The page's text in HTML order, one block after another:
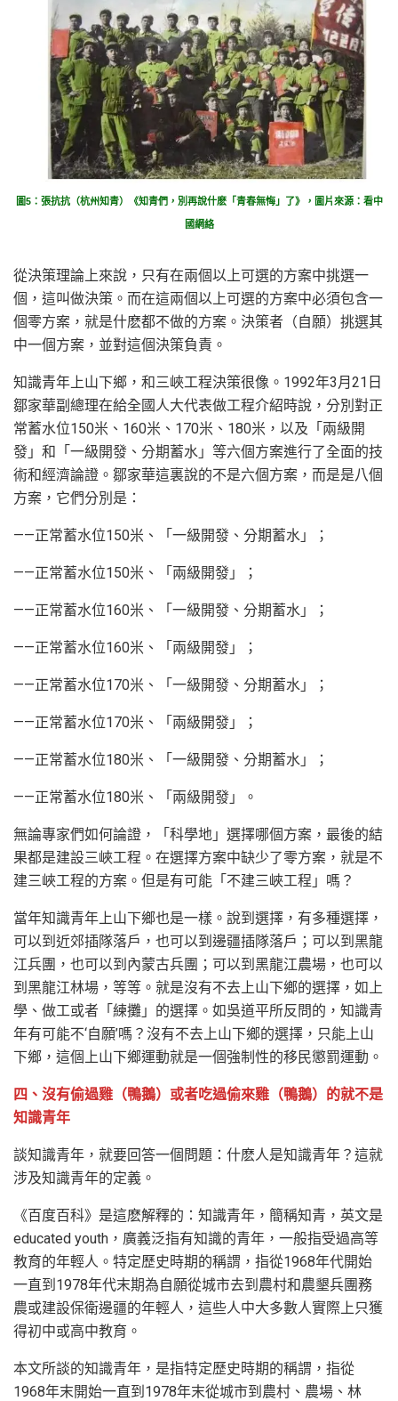
圖5：張抗抗（杭州知青）《知青們，別再說什麽「青春無悔」了》，圖片來源：看中
國網絡
從決策理論上來說，只有在兩個以上可選的方案中挑選一
個，這叫做決策。而在這兩個以上可選的方案中必須包含一
個零方案，就是什麽都不做的方案。決策者（自願）挑選其
中一個方案，並對這個決策負責。
知識青年上山下鄉，和三峽工程決策很像。1992年3月21日
鄒家華副總理在給全國人大代表做工程介紹時說，分別對正
常蓄水位150米、160米、170米、180米，以及「兩級開
發」和「一級開發、分期蓄水」等六個方案進行了全面的技
術和經濟論證。鄒家華這裏說的不是六個方案，而是是八個
方案，它們分別是：
——正常蓄水位150米、「一級開發、分期蓄水」；
——正常蓄水位150米、「兩級開發」；
——正常蓄水位160米、「一級開發、分期蓄水」；
——正常蓄水位160米、「兩級開發」；
——正常蓄水位170米、「一級開發、分期蓄水」；
——正常蓄水位170米、「兩級開發」；
——正常蓄水位180米、「一級開發、分期蓄水」；
——正常蓄水位180米、「兩級開發」。
無論專家們如何論證，「科學地」選擇哪個方案，最後的結
果都是建設三峽工程。在選擇方案中缺少了零方案，就是不
建三峽工程的方案。但是有可能「不建三峽工程」嗎？
當年知識青年上山下鄉也是一樣。說到選擇，有多種選擇，
可以到近郊插隊落戶，也可以到邊疆插隊落戶；可以到黑龍
江兵團，也可以到內蒙古兵團；可以到黑龍江農場，也可以
到黑龍江林場，等等。就是沒有不去上山下鄉的選擇，如上
學、做工或者「練攤」的選擇。如吳道平所反問的，知識青
年有可能不‘自願’嗎？沒有不去上山下鄉的選擇，只能上山
下鄉，這個上山下鄉運動就是一個強制性的移民懲罰運動。
四、沒有偷過雞（鴨鵝）或者吃過偷來雞（鴨鵝）的就不是
知識青年
談知識青年，就要回答一個問題：什麽人是知識青年？這就
涉及知識青年的定義。
《百度百科》是這麽解釋的：知識青年，簡稱知青，英文是
educated youth，廣義泛指有知識的青年，一般指受過高等
教育的年輕人。特定歷史時期的稱謂，指從1968年代開始
一直到1978年代末期為自願從城市去到農村和農墾兵團務
農或建設保衛邊疆的年輕人，這些人中大多數人實際上只獲
得初中或高中教育。
本文所談的知識青年，是指特定歷史時期的稱謂，指從
1968年末開始一直到1978年末從城市到農村、農場、林